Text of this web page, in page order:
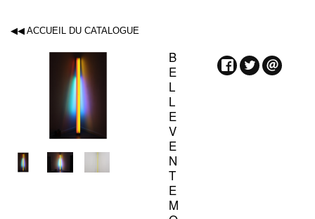
◀◀ ACCUEIL DU CATALOGUE
B
E
L
L
E
V
E
N
T
E
M